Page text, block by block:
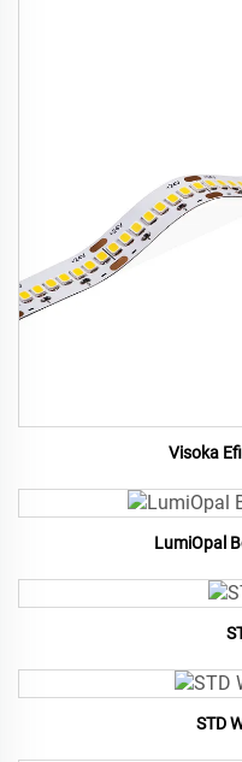
Visoka
LumiOpal
STD